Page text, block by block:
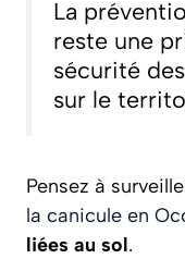
La
reste une
sécurité
sur le
Pensez à
la canicule en
liées au sol.